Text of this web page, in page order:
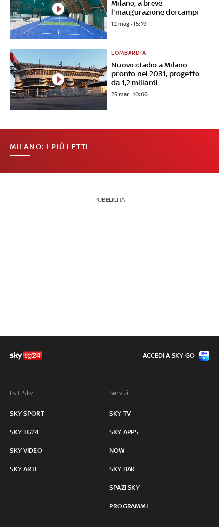
Milano, a breve
l'inaugurazione dei campi
12 mag - 15:19
Nuovo stadio a Milano
pronto nel 2031, progetto
da 1,2 miliardi
LOMBARDIA
25 mar - 10:06
MILANO: I PIÙ LETTI
PUBBLICITÀ
I siti Sky:
SKY SPORT
SKY TG24
SKY VIDEO
SKY ARTE
Servizi:
SKY TV
SKY APPS
NOW
SKY BAR
SPAZI SKY
PROGRAMMI
ACCEDI A SKY GO